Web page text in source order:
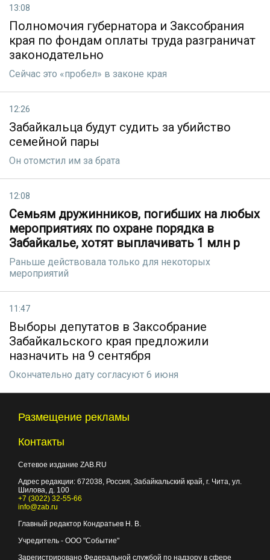
13:08
Полномочия губернатора и Заксобрания
края по фондам оплаты труда разграничат
законодательно
Сейчас это «пробел» в законе края
12:26
Забайкальца будут судить за убийство
семейной пары
Он отомстил им за брата
12:08
Семьям дружинников, погибших на любых
мероприятиях по охране порядка в
Забайкалье, хотят выплачивать 1 млн р
Раньше действовала только для некоторых
мероприятий
11:47
Выборы депутатов в Заксобрание
Забайкальского края предложили
назначить на 9 сентября
Окончательно дату согласуют 6 июня
Размещение рекламы
Контакты
Сетевое издание ZAB.RU
Адрес редакции: 672038, Россия, Забайкальский край, г. Чита, ул.
Шилова, д. 100
+7 (3022) 32-55-66
info@zab.ru
Главный редактор Кондратьев Н. В.
Учредитель - ООО "Событие"
Зарегистрировано Федеральной службой по надзору в сфере